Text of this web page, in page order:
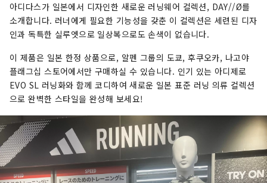
아디다스가 일본에서 디자인한 새로운 러닝웨어 컬렉션, DAY//Ø를
소개합니다. 러너에게 필요한 기능성을 갖춘 이 컬렉션은 세련된 디자
인과 독특한 실루엣으로 일상복으로도 손색이 없습니다.
이 제품은 일본 한정 상품으로, 알펜 그룹의 도쿄, 후쿠오카, 나고야
플래그십 스토어에서만 구매하실 수 있습니다. 인기 있는 아디제로
EVO SL 러닝화와 함께 코디하여 새로운 일본 표준 러닝 의류 컬렉션
으로 완벽한 스타일을 완성해 보세요!